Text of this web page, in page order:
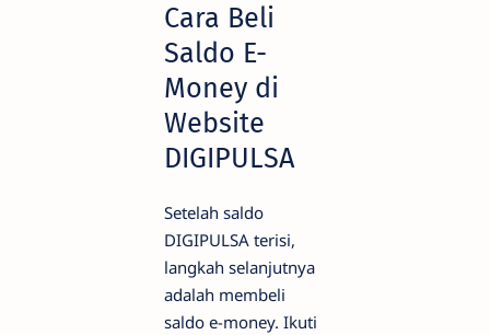
Cara Beli
Saldo E-
Money di
Website
DIGIPULSA
Setelah saldo
DIGIPULSA terisi,
langkah selanjutnya
adalah membeli
saldo e-money. Ikuti